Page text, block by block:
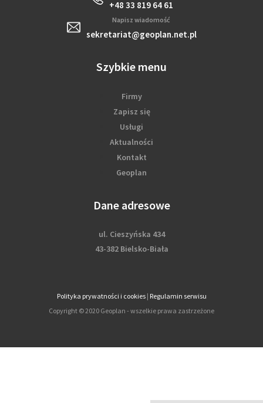
+48 33 819 64 61
Napisz wiadomość
sekretariat@geoplan.net.pl
Szybkie menu
Firmy
Zapisz się
Usługi
Aktualności
Kontakt
Geoplan
Dane adresowe
ul. Cieszyńska 434
43-382 Bielsko-Biała
Polityka prywatności i cookies| Regulamin serwisu
Copyright © 2020 Geoplan - wszelkie prawa zastrzeżone